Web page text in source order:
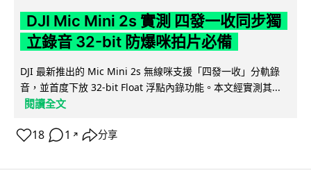
DJI Mic Mini 2s 實測 四發一收同步獨
立錄音 32-bit 防爆咪拍片必備
DJI 最新推出的 Mic Mini 2s 無線咪支援「四發一收」分軌錄
音，並首度下放 32-bit Float 浮點內錄功能。本文經實測其...
閱讀全文
18 1 ↗ 分享